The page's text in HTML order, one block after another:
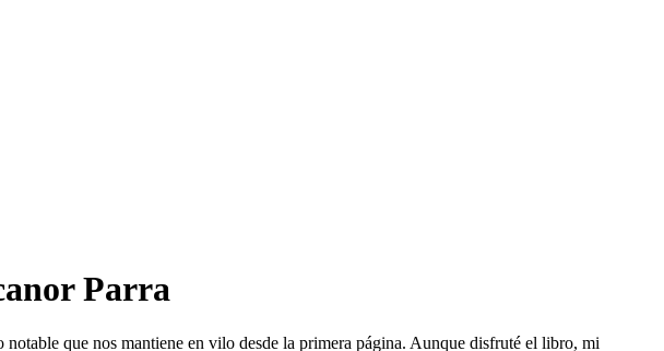
Parra
que nos mantiene en vilo desde la primera página. Aunque disfruté el libro, mi